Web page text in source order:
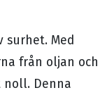
surhet. Med
från oljan och
Denna